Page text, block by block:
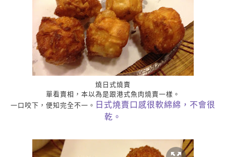
燒日式燒賣
單看賣相，本以為是跟港式魚肉燒賣一樣。
一口咬下，便知完全不一。 日式燒賣口感很軟綿綿，不會很
乾。